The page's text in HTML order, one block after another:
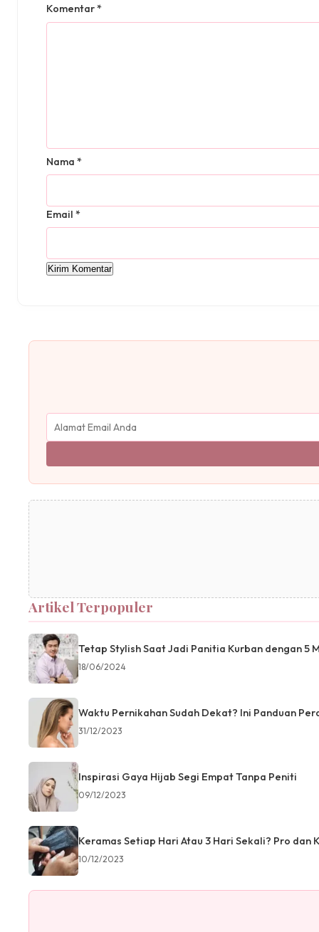
Komentar*
Nama *
Email *
Artikel Terpopuler
Tetap Stylish Saat Jadi Panitia Kurban dengan 5
18/06/2024
Waktu Pernikahan Sudah Dekat? Ini Panduan
31/12/2023
Inspirasi Gaya Hijab Segi Empat Tanpa Peniti
09/12/2023
Keramas Setiap Hari Atau 3 Hari Sekali? Pro dan
10/12/2023